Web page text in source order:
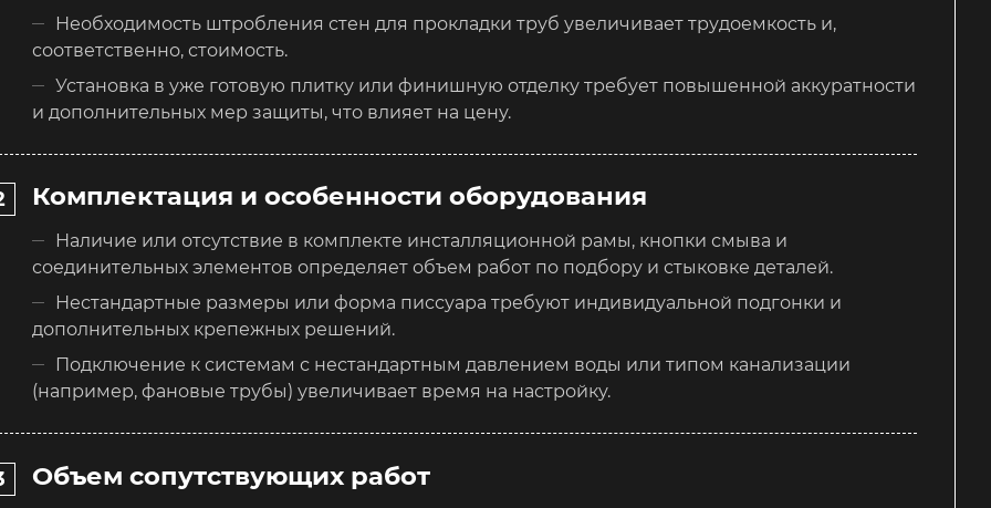
Необходимость штробления стен для прокладки труб увеличивает трудоемкость и,
соответственно, стоимость.
Установка в уже готовую плитку или финишную отделку требует повышенной аккуратности
и дополнительных мер защиты, что влияет на цену.
Комплектация и особенности оборудования
Наличие или отсутствие в комплекте инсталляционной рамы, кнопки смыва и
соединительных элементов определяет объем работ по подбору и стыковке деталей.
Нестандартные размеры или форма писсуара требуют индивидуальной подгонки и
дополнительных крепежных решений.
Подключение к системам с нестандартным давлением воды или типом канализации
(например, фановые трубы) увеличивает время на настройку.
Объем сопутствующих работ